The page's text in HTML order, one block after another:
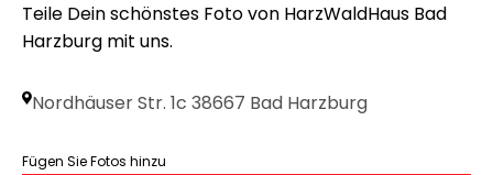
Teile Dein schönstes Foto von HarzWaldHaus Bad
Harzburg mit uns.
Nordhäuser Str. 1c 38667 Bad Harzburg
Fügen Sie Fotos hinzu